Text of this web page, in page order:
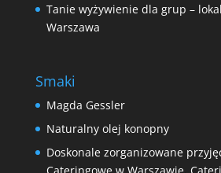
Tanie wyżywienie dla grup –
Warszawa
Smaki
Magda Gessler
Naturalny olej konopny
Doskonale zorganizowane